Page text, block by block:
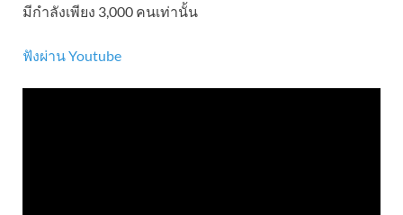
มีกำลังเพียง 3,000 คนเท่านั้น
ฟังผ่าน Youtube